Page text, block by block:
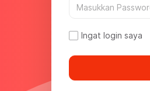
Ingat login saya